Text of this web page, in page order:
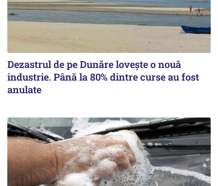
Dezastrul de pe Dunăre lovește o nouă
industrie. Până la 80% dintre curse au fost
anulate